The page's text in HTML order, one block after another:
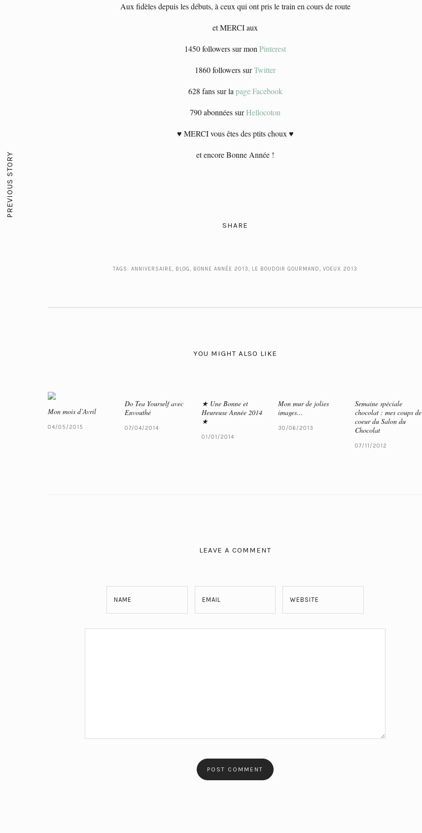
PREVIOUS STORY
Aux fidèles depuis les débuts, à ceux qui ont pris le train en cours de route
et MERCI aux
1450 followers sur mon Pinterest
1860 followers surTwitter
628 fans sur la page Facebook
790 abonnées surHellocoton
♥ MERCI vous êtes des ptits choux ♥
et encore Bonne Année !
SHARE
TAGS: ANNIVERSAIRE, BLOG, BONNE ANNÉE 2013, LE BOUDOIR GOURMAND, VOEUX 2013
YOU MIGHT ALSO LIKE
Mon mois d’Avril
04/05/2015
Do Tea Yourself avec
Envouthé
07/04/2014
★ Une Bonne et
Heureuse Année 2014
★
01/01/2014
Mon mur de jolies
images…
30/06/2013
Semaine spéciale
chocolat : mes coups de
coeur du Salon du
Chocolat
07/11/2012
LEAVE A COMMENT
NAME EMAIL WEBSITE